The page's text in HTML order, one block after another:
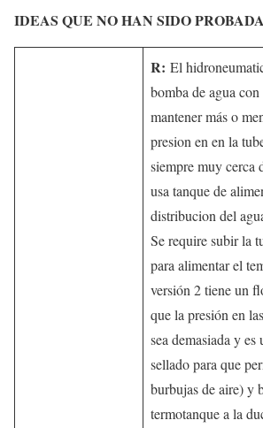
IDEAS QUE NO HAN SIDO
R: El
bomba de agua
mantener más o
presion en en la
siempre muy cerca
usa tanque de
distribucion del
Se require subir la
para alimentar el
versión 2 tiene un
que la presión en
sea demasiada y
sellado para que
burbujas de aire) y
termotanque a la